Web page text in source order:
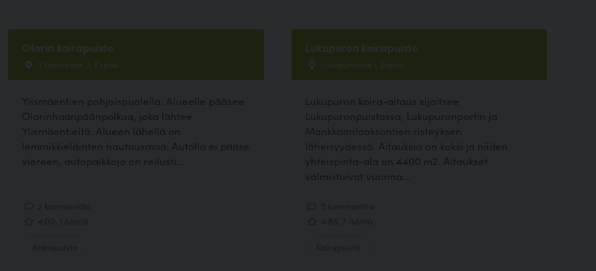
Olarin koirapuisto
Ylismäentie 2, Espoo
Ylismäentien pohjoispuolella. Alueelle pääsee
Olarinhaanpäänpolkua, joka lähtee
Ylismäentieltä. Alueen lähellä on
lemmikkieläinten hautausmaa. Autolla ei pääse
viereen, autopaikkoja on reilusti...
Lukupuron koirapuisto
Lukupurontie 1, Espoo
Lukupuron koira-aitaus sijaitsee
Lukupuronpuistossa, Lukupuronportin ja
Mankkaanlaaksontien risteyksen
läheisyydessä. Aitauksia on kaksi ja niiden
yhteispinta-ala on 4400 m2. Aitaukset
valmistuivat vuonna...